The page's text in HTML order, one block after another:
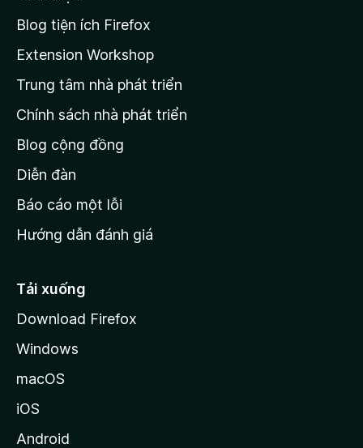
r
n
g
c
ủ
M
o
i
l
Blog tiện ích Firefox
Extension Workshop
Trung tâm nhà phát triển
Chính sách nhà phát triển
Blog cộng đồng
Diễn đàn
Báo cáo một lỗi
Hướng dẫn đánh giá
Tải xuống
Download Firefox
Windows
macOS
iOS
Android